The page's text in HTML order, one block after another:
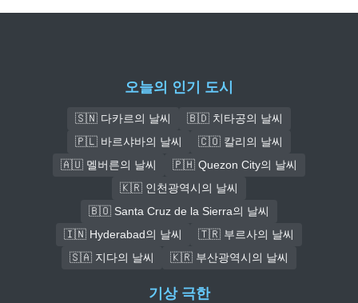
오늘의 인기 도시
🇸🇳 다카르의 날씨
🇧🇩 치타공의 날씨
🇵🇱 바르샤바의 날씨
🇨🇴 칼리의 날씨
🇦🇺 멜버른의 날씨
🇵🇭 Quezon City의 날씨
🇰🇷 인천광역시의 날씨
🇧🇴 Santa Cruz de la Sierra의 날씨
🇮🇳 Hyderabad의 날씨
🇹🇷 부르사의 날씨
🇸🇦 지다의 날씨
🇰🇷 부산광역시의 날씨
기상 극한